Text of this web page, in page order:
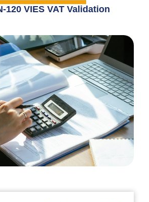
120 VIES VAT Validation